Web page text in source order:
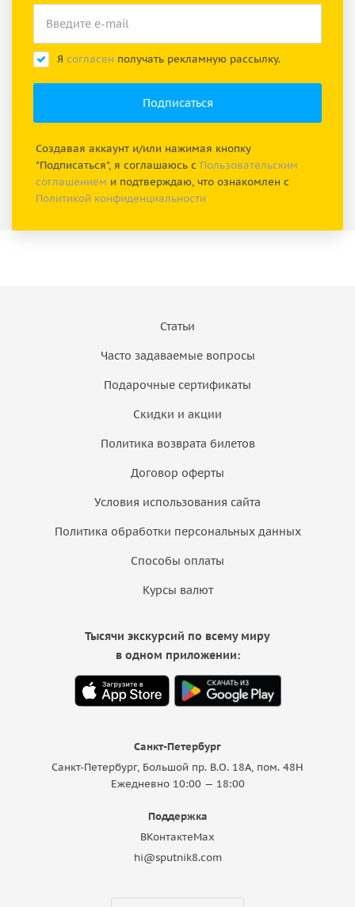
Я согласен получать рекламную рассылку.
Создавая аккаунт и/или нажимая кнопку
"Подписаться", я соглашаюсь с Пользовательским
соглашением и подтверждаю, что ознакомлен с
Политикой конфиденциальности
Статьи
Часто задаваемые вопросы
Подарочные сертификаты
Скидки и акции
Политика возврата билетов
Договор оферты
Условия использования сайта
Политика обработки персональных данных
Способы оплаты
Курсы валют
Санкт-Петербург
Санкт-Петербург, Большой пр. В.О. 18A, пом. 48Н
Ежедневно 10:00 — 18:00
Поддержка
ВКонтактеMax
hi@sputnik8.com
Тысячи экскурсий по всему миру
в одном приложении: